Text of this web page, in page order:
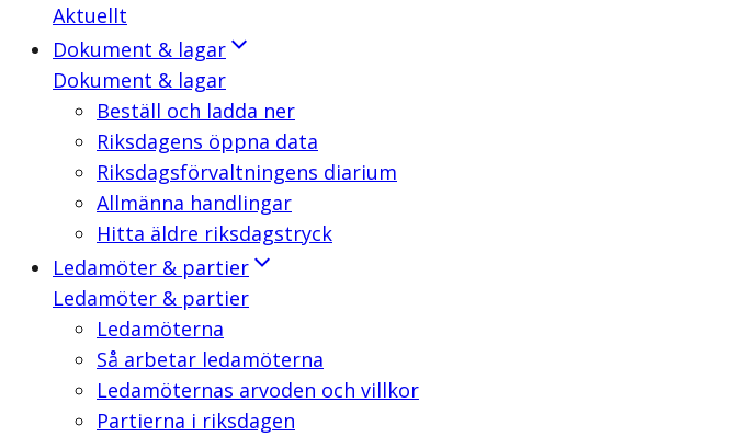
Aktuellt
Dokument & lagar
Dokument & lagar
Beställ och ladda ner
Riksdagens öppna data
Riksdagsförvaltningens diarium
Allmänna handlingar
Hitta äldre riksdagstryck
Ledamöter & partier
Ledamöter & partier
Ledamöterna
Så arbetar ledamöterna
Ledamöternas arvoden och villkor
Partierna i riksdagen